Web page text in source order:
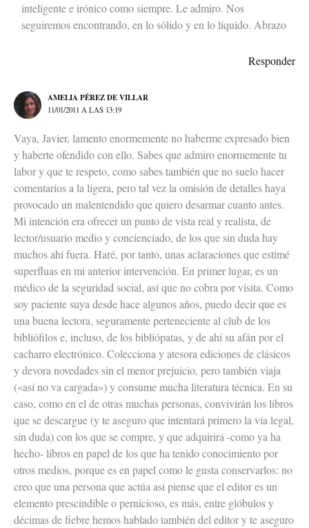
inteligente e irónico como siempre. Le admiro. Nos
seguiremos encontrando, en lo sólido y en lo líquido. Abrazo
Responder
AMELIA PÉREZ DE VILLAR
11/01/2011 A LAS 13:19
Vaya, Javier, lamento enormemente no haberme expresado bien
y haberte ofendido con ello. Sabes que admiro enormemente tu
labor y que te respeto, como sabes también que no suelo hacer
comentarios a la ligera, pero tal vez la omisión de detalles haya
provocado un malentendido que quiero desarmar cuanto antes.
Mi intención era ofrecer un punto de vista real y realista, de
lector/usuario medio y concienciado, de los que sin duda hay
muchos ahí fuera. Haré, por tanto, unas aclaraciones que estimé
superfluas en mi anterior intervención. En primer lugar, es un
médico de la seguridad social, así que no cobra por visita. Como
soy paciente suya desde hace algunos años, puedo decir que es
una buena lectora, seguramente perteneciente al club de los
bibliófilos e, incluso, de los bibliópatas, y de ahí su afán por el
cacharro electrónico. Colecciona y atesora ediciones de clásicos
y devora novedades sin el menor prejuicio, pero también viaja
(«así no va cargada») y consume mucha literatura técnica. En su
caso, como en el de otras muchas personas, convivirán los libros
que se descargue (y te aseguro que intentará primero la vía legal,
sin duda) con los que se compre, y que adquirirá -como ya ha
hecho- libros en papel de los que ha tenido conocimiento por
otros medios, porque es en papel como le gusta conservarlos: no
creo que una persona que actúa así piense que el editor es un
elemento prescindible o pernicioso, es más, entre glóbulos y
décimas de fiebre hemos hablado también del editor y te aseguro